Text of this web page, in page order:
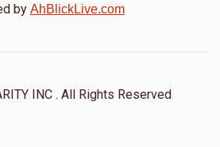
by AhBlickLive.com
INC . All Rights Reserved